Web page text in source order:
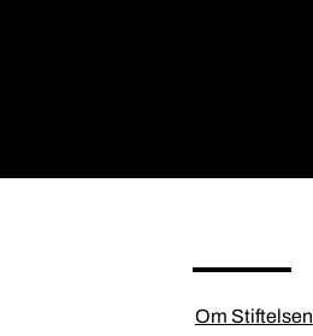
Om Stiftelsen